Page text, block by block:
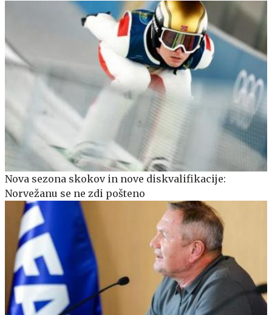
Nova sezona skokov in nove diskvalifikacije:
Norvežanu se ne zdi pošteno